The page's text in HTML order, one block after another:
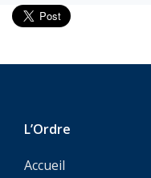
L’Ordre
Accueil